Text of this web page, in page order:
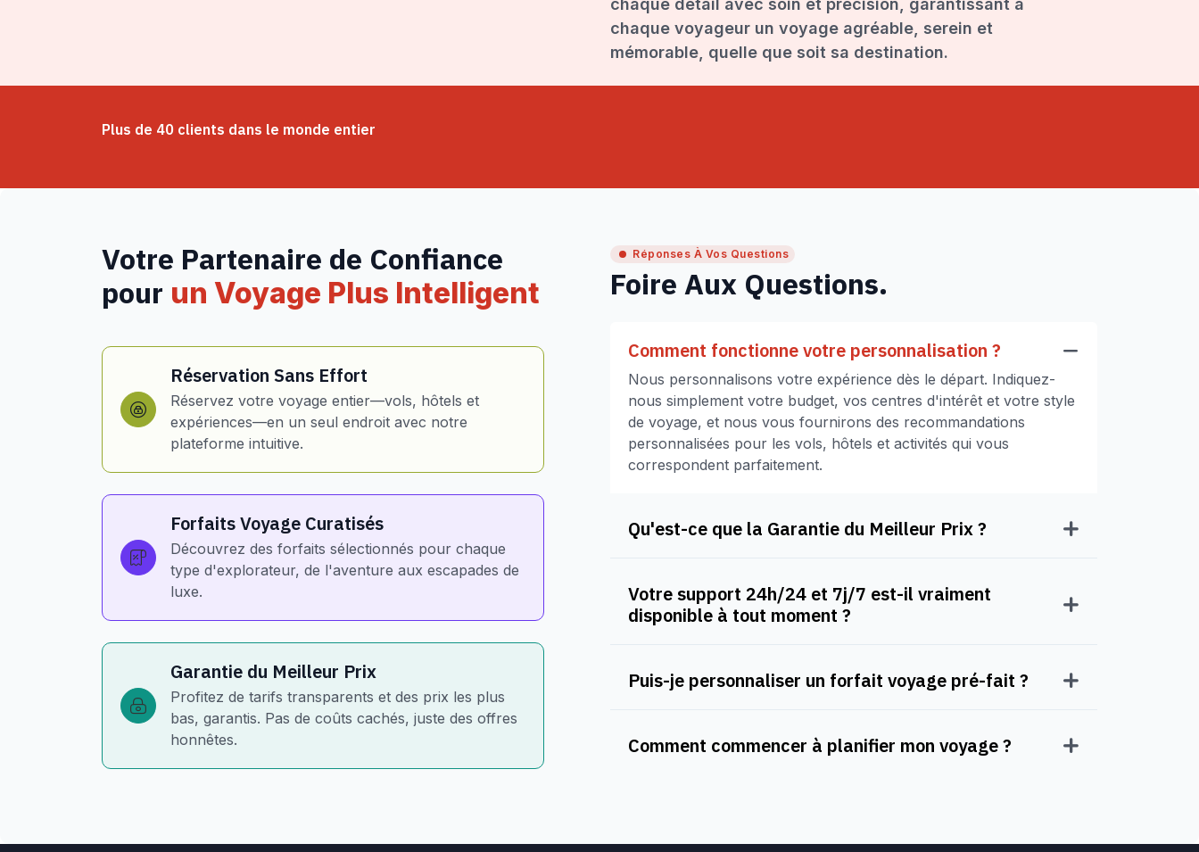
chaque détail avec soin et précision, garantissant à
chaque voyageur un voyage agréable, serein et
mémorable, quelle que soit sa destination.
Plus de 40 clients dans le monde entier
Votre Partenaire de Confiance
pour un Voyage Plus Intelligent
Réservation Sans Effort
Réservez votre voyage entier—vols, hôtels et
expériences—en un seul endroit avec notre
plateforme intuitive.
Forfaits Voyage Curatisés
Découvrez des forfaits sélectionnés pour chaque
type d'explorateur, de l'aventure aux escapades de
luxe.
Garantie du Meilleur Prix
Profitez de tarifs transparents et des prix les plus
bas, garantis. Pas de coûts cachés, juste des offres
honnêtes.
Réponses À Vos Questions
Foire Aux Questions.
Comment fonctionne votre personnalisation ?
Nous personnalisons votre expérience dès le départ. Indiquez-
nous simplement votre budget, vos centres d'intérêt et votre style
de voyage, et nous vous fournirons des recommandations
personnalisées pour les vols, hôtels et activités qui vous
correspondent parfaitement.
Qu'est-ce que la Garantie du Meilleur Prix ?
Votre support 24h/24 et 7j/7 est-il vraiment
disponible à tout moment ?
Puis-je personnaliser un forfait voyage pré-fait ?
Comment commencer à planifier mon voyage ?